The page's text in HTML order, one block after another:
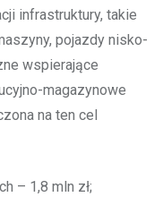
infrastruktury, takie
pojazdy nisko-
wspierające
magazynowe
na ten cel
– 1,8 mln zł;